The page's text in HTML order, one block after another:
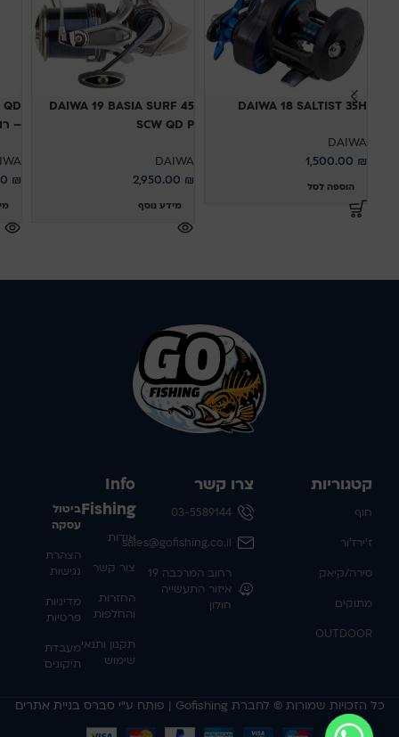
DAIWA 18 SALTIST 35H
DAIWA
1,500.00 ₪
הוספה לסל
DAIWA 19 BASIA SURF 45
SCW QD P
DAIWA
2,950.00 ₪
מידע נוסף
QD
–
₪
Info
Fishing
אודות
צור קשר
החזרות
והחלפות
תקנון ותנאי
שימוש
ביטול
עסקה
הצהרת
נגישות
מדיניות
פרטיות
מעבדת
תיקונים
קטגוריות
חוף
ז'ירז'ור
סירה/קיאק
מתוקים
OUTDOOR
צרו קשר
03-5589144
sales@gofishing.co.il
רחוב המרכבה 19
איזור התעשייה
חולון
כל הזכויות שמורות © לחברת Gofishing | פותח ע״י סברס בניית אתרים